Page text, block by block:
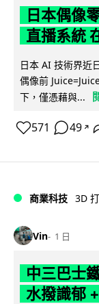
日本偶像
直播系統
日本 AI 技術界近
偶像前
下，僅憑藉與...
571 49 ↗
商業科技 3D
Vin 1 日
中三巴士
水撥識郁